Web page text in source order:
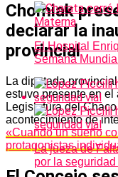
Chomiak
declarar la
provincial
La diputada
estuvo presente en el
Legislatura del
acontecimiento de
«Cuando un sueño
protagonistas
El Hospital
Semana
La jueza de
por la